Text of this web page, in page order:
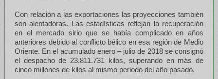
Con relación a las exportaciones las proyecciones también
son alentadoras. Las estadísticas reflejan la recuperación
en el mercado sirio que se había complicado en años
anteriores debido al conflicto bélico en esa región de Medio
Oriente. En el acumulado enero – julio de 2018 se consignó
el despacho de 23.811.731 kilos, superando en más de
cinco millones de kilos al mismo periodo del año pasado.